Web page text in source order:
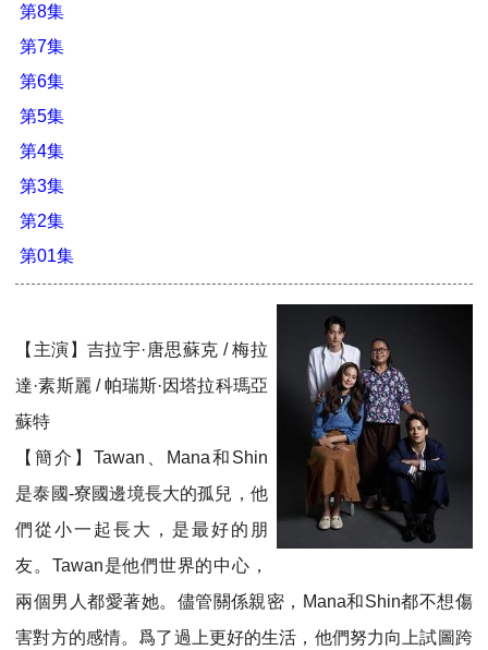
第8集
第7集
第6集
第5集
第4集
第3集
第2集
第01集
【主演】吉拉宇·唐思蘇克 / 梅拉
達·素斯麗 / 帕瑞斯·因塔拉科瑪亞
蘇特
【簡介】Tawan、Mana和Shin
是泰國-寮國邊境長大的孤兒，他
們從小一起長大，是最好的朋
友。Tawan是他們世界的中心，
兩個男人都愛著她。儘管關係親密，Mana和Shin都不想傷
害對方的感情。爲了過上更好的生活，他們努力向上試圖跨